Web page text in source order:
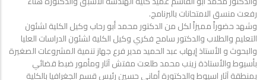
رفعت منسق الامتحانات بالبرنامج.
وشهد حضوراً مميزاً لكل من الدكتور محمد أبو رحاب وكيل الكلية لشئون
التعليم والطلاب والدكتور سامح فكري وكيل الكلية لشئون الدراسات العليا
والبحوث و الأستاذ إيهاب عبد الحميد مدير فرع جهاز تنمية المشروعات الصغيرة
بأسيوط والأستاذة زينب محمد طلعت مفتش آثار ومأمور ضبط قضائي
بمنطقة آثار اسيوط والدكتورة أماني حسين رئيس قسم الجغرافيا بالكلية